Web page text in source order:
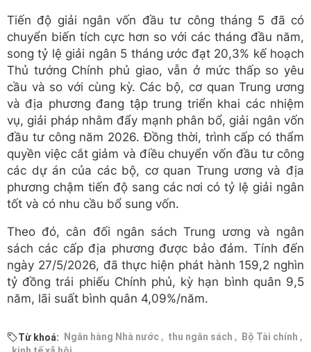
Tiến độ giải ngân vốn đầu tư công tháng 5 đã có
chuyển biến tích cực hơn so với các tháng đầu năm,
song tỷ lệ giải ngân 5 tháng ước đạt 20,3% kế hoạch
Thủ tướng Chính phủ giao, vẫn ở mức thấp so yêu
cầu và so với cùng kỳ. Các bộ, cơ quan Trung ương
và địa phương đang tập trung triển khai các nhiệm
vụ, giải pháp nhằm đẩy mạnh phân bổ, giải ngân vốn
đầu tư công năm 2026. Đồng thời, trình cấp có thẩm
quyền việc cắt giảm và điều chuyển vốn đầu tư công
các dự án của các bộ, cơ quan Trung ương và địa
phương chậm tiến độ sang các nơi có tỷ lệ giải ngân
tốt và có nhu cầu bổ sung vốn.
Theo đó, cân đối ngân sách Trung ương và ngân
sách các cấp địa phương được bảo đảm. Tính đến
ngày 27/5/2026, đã thực hiện phát hành 159,2 nghìn
tỷ đồng trái phiếu Chính phủ, kỳ hạn bình quân 9,5
năm, lãi suất bình quân 4,09%/năm.
Từ khoá: Ngân hàng Nhà nước , thu ngân sách , Bộ Tài chính ,